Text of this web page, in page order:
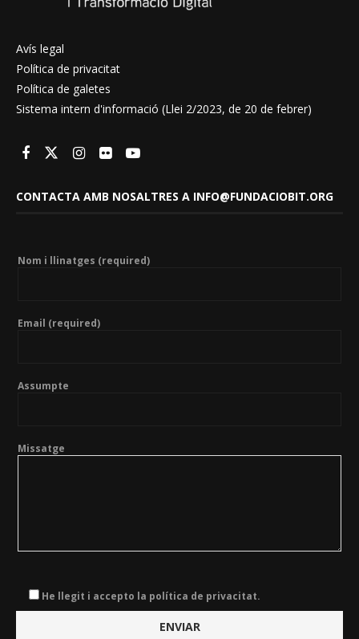
Avís legal
Política de privacitat
Política de galetes
Sistema intern d'informació (Llei 2/2023, de 20 de febrer)
CONTACTA AMB NOSALTRES A INFO@FUNDACIOBIT.ORG
Nom i llinatges (required)
Email (required)
Assumpte
Missatge
He llegit i accepto la política de privacitat.